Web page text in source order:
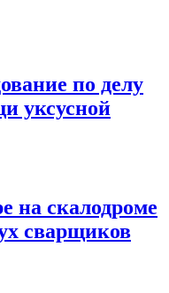
по делу
уксусной
на скалодроме
сварщиков